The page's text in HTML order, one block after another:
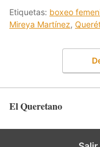
Etiquetas: boxeo
Mireya Martínez,
El Queretano